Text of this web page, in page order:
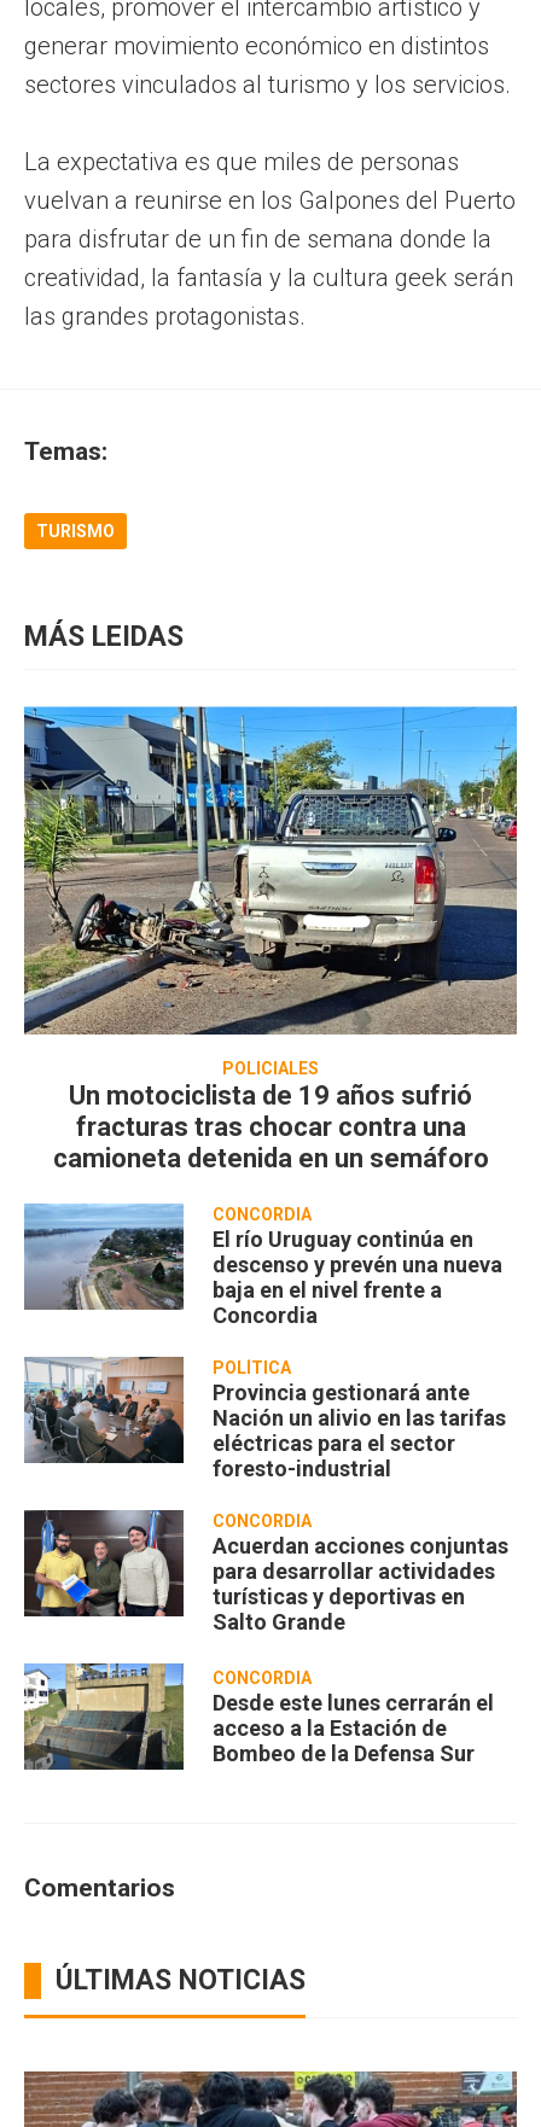
locales, promover el intercambio artístico y
generar movimiento económico en distintos
sectores vinculados al turismo y los servicios.
La expectativa es que miles de personas
vuelvan a reunirse en los Galpones del Puerto
para disfrutar de un fin de semana donde la
creatividad, la fantasía y la cultura geek serán
las grandes protagonistas.
Temas:
TURISMO
MÁS LEIDAS
POLICIALES
Un motociclista de 19 años sufrió
fracturas tras chocar contra una
camioneta detenida en un semáforo
CONCORDIA
El río Uruguay continúa en
descenso y prevén una nueva
baja en el nivel frente a
Concordia
POLÍTICA
Provincia gestionará ante
Nación un alivio en las tarifas
eléctricas para el sector
foresto-industrial
CONCORDIA
Acuerdan acciones conjuntas
para desarrollar actividades
turísticas y deportivas en
Salto Grande
CONCORDIA
Desde este lunes cerrarán el
acceso a la Estación de
Bombeo de la Defensa Sur
Comentarios
ÚLTIMAS NOTICIAS